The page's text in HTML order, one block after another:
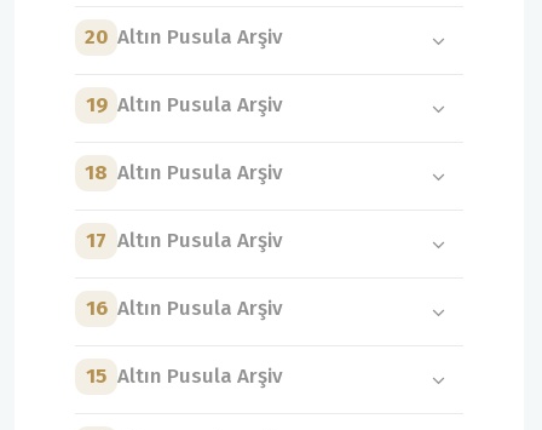
20 Altın Pusula Arşiv
19 Altın Pusula Arşiv
18 Altın Pusula Arşiv
17 Altın Pusula Arşiv
16 Altın Pusula Arşiv
15 Altın Pusula Arşiv